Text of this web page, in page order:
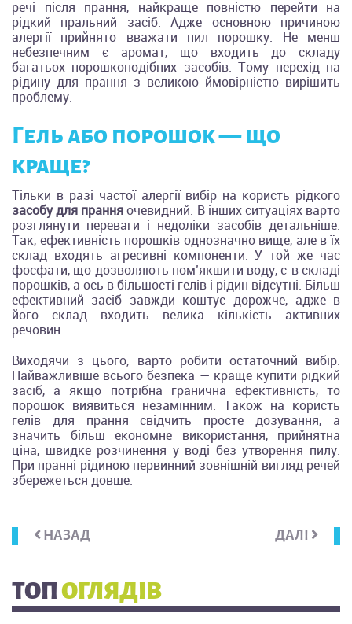
речі після прання, найкраще повністю перейти на
рідкий пральний засіб. Адже основною причиною
алергії прийнято вважати пил порошку. Не менш
небезпечним є аромат, що входить до складу
багатьох порошкоподібних засобів. Тому перехід на
рідину для прання з великою ймовірністю вирішить
проблему.
Гель або порошок — що
краще?
Тільки в разі частої алергії вибір на користь рідкого
засобу для пранняочевидний. В інших ситуаціях варто
розглянути переваги і недоліки засобів детальніше.
Так, ефективність порошків однозначно вище, але в їх
склад входять агресивні компоненти. У той же час
фосфати, що дозволяють пом’якшити воду, є в складі
порошків, а ось в більшості гелів і рідин відсутні. Більш
ефективний засіб завжди коштує дорожче, адже в
його склад входить велика кількість активних
речовин.
Виходячи з цього, варто робити остаточний вибір.
Найважливіше всього безпека — краще купити рідкий
засіб, а якщо потрібна гранична ефективність, то
порошок виявиться незамінним. Також на користь
гелів для прання свідчить просте дозування, а
значить більш економне використання, прийнятна
ціна, швидке розчинення у воді без утворення пилу.
При пранні рідиною первинний зовнішній вигляд речей
збережеться довше.
НАЗАД ДАЛІ
ТОПОГЛЯДІВ